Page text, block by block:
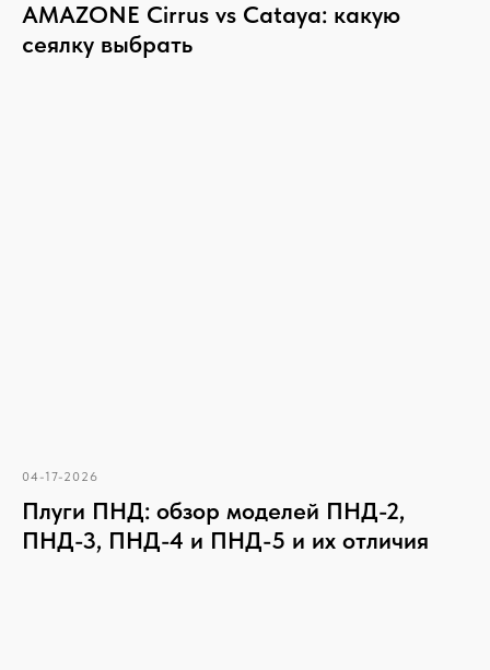
AMAZONE Cirrus vs Cataya: какую
сеялку выбрать
04-17-2026
Плуги ПНД: обзор моделей ПНД-2,
ПНД-3, ПНД-4 и ПНД-5 и их отличия